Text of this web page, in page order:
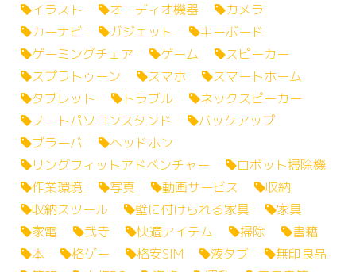
イラスト
オーディオ機器
カメラ
カーナビ
ガジェット
キーボード
ゲーミングチェア
ゲーム
スピーカー
スプラトゥーン
スマホ
スマートホーム
タブレット
トラブル
ネックスピーカー
ノートパソコンスタンド
バックアップ
ブラーバ
ヘッドホン
リングフィットアドベンチャー
ロボット掃除機
作業環境
写真 動画サービス
収納
収納スツール
壁に付けられる家具
家具
家電
弐寺 快適アイテム 掃除
書籍
本
格ゲー 格安SIM 液タブ
無印良品